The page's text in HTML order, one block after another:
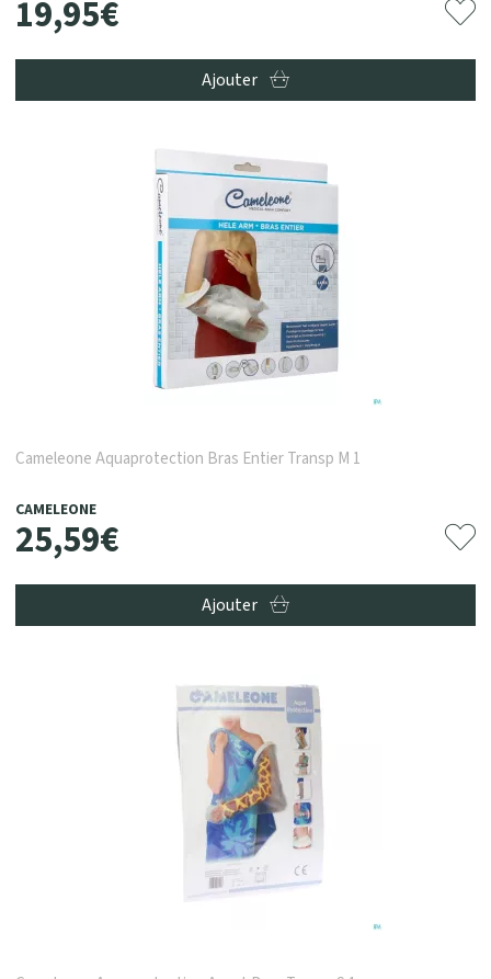
19,95€
Ajouter
Cameleone Aquaprotection Bras Entier Transp M 1
CAMELEONE
25,59€
Ajouter